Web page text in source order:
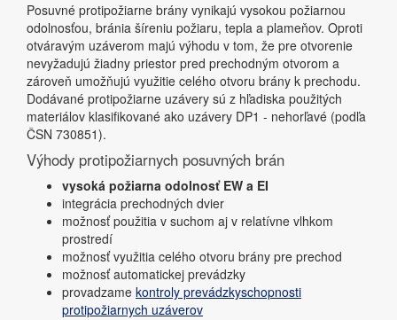
Posuvné protipožiarne brány vynikajú vysokou požiarnou
odolnosťou, bránia šíreniu požiaru, tepla a plameňov. Oproti
otváravým uzáverom majú výhodu v tom, že pre otvorenie
nevyžadujú žiadny priestor pred prechodným otvorom a
zároveň umožňujú využitie celého otvoru brány k prechodu.
Dodávané protipožiarne uzávery sú z hľadiska použitých
materiálov klasifikované ako uzávery DP1 - nehorľavé (podľa
ČSN 730851).
Výhody protipožiarnych posuvných brán
vysoká požiarna odolnosť EW a EI
integrácia prechodných dvier
možnosť použitia v suchom aj v relatívne vlhkom
prostredí
možnosť využitia celého otvoru brány pre prechod
možnosť automatickej prevádzky
provadzame kontroly prevádzkyschopnosti
protipožiarnych uzáverov